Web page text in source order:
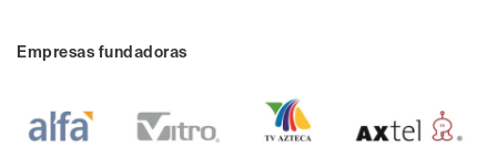
Empresas fundadoras